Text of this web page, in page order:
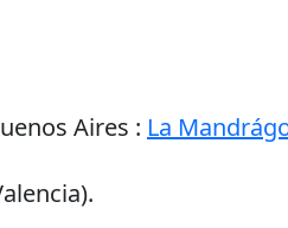
Aires : La